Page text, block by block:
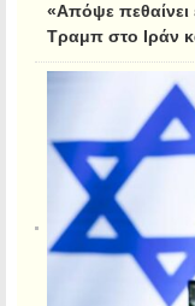
«Απόψε πεθαίνει
Τραμπ στο Ιράν